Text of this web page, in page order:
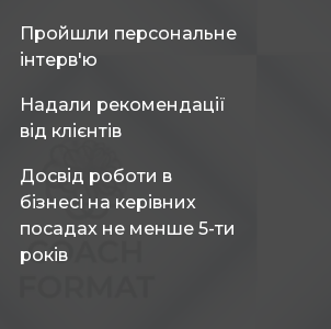
Пройшли персональне
інтерв'ю
Надали рекомендації
від клієнтів
Досвід роботи в
бізнесі на керівних
посадах не менше 5-ти
років